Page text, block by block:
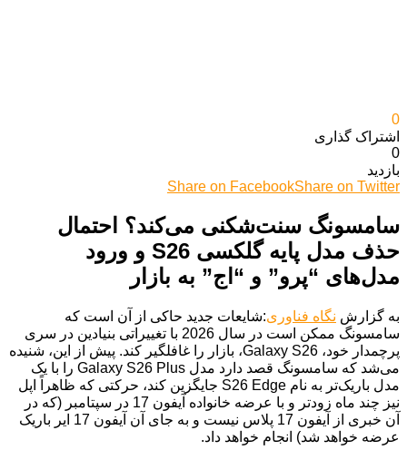
0
اشتراک گذاری‌
0
بازدید
Share on FacebookShare on Twitter
سامسونگ سنت‌شکنی می‌کند؟ احتمال
حذف مدل پایه گلکسی S26 و ورود
مدل‌های “پرو” و “اج” به بازار
به گزارش نگاه فناوری:شایعات جدید حاکی از آن است که
سامسونگ ممکن است در سال 2026 با تغییراتی بنیادین در سری
پرچمدار خود، Galaxy S26، بازار را غافلگیر کند. پیش از این، شنیده
می‌شد که سامسونگ قصد دارد مدل Galaxy S26 Plus را با یک
مدل باریک‌تر به نام S26 Edge جایگزین کند، حرکتی که ظاهراً اپل
نیز چند ماه زودتر و با عرضه خانواده آیفون 17 در سپتامبر (که در
آن خبری از آیفون 17 پلاس نیست و به جای آن آیفون 17 ایر باریک
عرضه خواهد شد) انجام خواهد داد.